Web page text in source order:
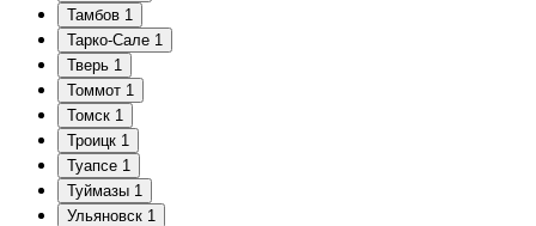
Тамбов 1
Тарко-Сале 1
Тверь 1
Томмот 1
Томск 1
Троицк 1
Туапсе 1
Туймазы 1
Ульяновск 1